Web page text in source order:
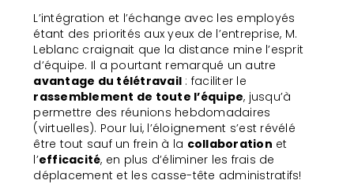
L’intégration et l’échange avec les employés
étant des priorités aux yeux de l’entreprise, M.
Leblanc craignait que la distance mine l’esprit
d’équipe. Il a pourtant remarqué un autre
avantage du télétravail : faciliter le
rassemblement de toute l’équipe, jusqu’à
permettre des réunions hebdomadaires
(virtuelles). Pour lui, l’éloignement s’est révélé
être tout sauf un frein à la collaboration et
l’efficacité, en plus d’éliminer les frais de
déplacement et les casse-tête administratifs!